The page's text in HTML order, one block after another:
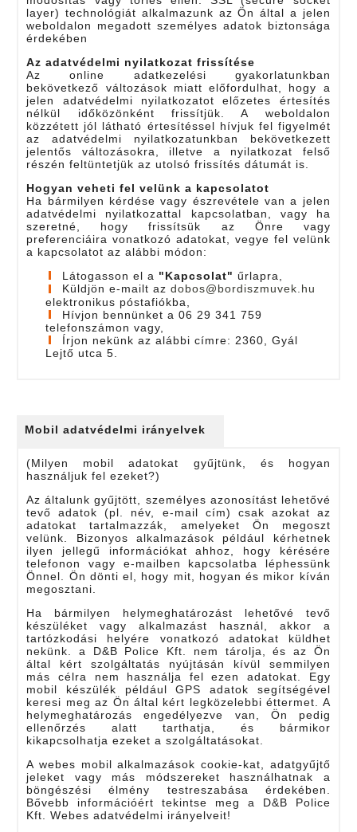
layer) technológiát alkalmazunk az Ön által a jelen
weboldalon megadott személyes adatok biztonsága
érdekében
Az adatvédelmi nyilatkozat frissítése
Az online adatkezelési gyakorlatunkban
bekövetkező változások miatt előfordulhat, hogy a
jelen adatvédelmi nyilatkozatot előzetes értesítés
nélkül időközönként frissítjük. A weboldalon
közzétett jól látható értesítéssel hívjuk fel figyelmét
az adatvédelmi nyilatkozatunkban bekövetkezett
jelentős változásokra, illetve a nyilatkozat felső
részén feltüntetjük az utolsó frissítés dátumát is.
Hogyan veheti fel velünk a kapcsolatot
Ha bármilyen kérdése vagy észrevétele van a jelen
adatvédelmi nyilatkozattal kapcsolatban, vagy ha
szeretné, hogy frissítsük az Önre vagy
preferenciáira vonatkozó adatokat, vegye fel velünk
a kapcsolatot az alábbi módon:
Látogasson el a "Kapcsolat" űrlapra,
Küldjön e-mailt azdobos@bordiszmuvek.hu
elektronikus póstafiókba,
Hívjon bennünket a 06 29 341 759
telefonszámon vagy,
Írjon nekünk az alábbi címre: 2360, Gyál
Lejtő utca 5.
Mobil adatvédelmi irányelvek
(Milyen mobil adatokat gyűjtünk, és hogyan
használjuk fel ezeket?)
Az általunk gyűjtött, személyes azonosítást lehetővé
tevő adatok (pl. név, e-mail cím) csak azokat az
adatokat tartalmazzák, amelyeket Ön megoszt
velünk. Bizonyos alkalmazások például kérhetnek
ilyen jellegű információkat ahhoz, hogy kérésére
telefonon vagy e-mailben kapcsolatba léphessünk
Önnel. Ön dönti el, hogy mit, hogyan és mikor kíván
megosztani.
Ha bármilyen helymeghatározást lehetővé tevő
készüléket vagy alkalmazást használ, akkor a
tartózkodási helyére vonatkozó adatokat küldhet
nekünk. a D&B Police Kft. nem tárolja, és az Ön
által kért szolgáltatás nyújtásán kívül semmilyen
más célra nem használja fel ezen adatokat. Egy
mobil készülék például GPS adatok segítségével
keresi meg az Ön által kért legközelebbi éttermet. A
helymeghatározás engedélyezve van, Ön pedig
ellenőrzés alatt tarthatja, és bármikor
kikapcsolhatja ezeket a szolgáltatásokat.
A webes mobil alkalmazások cookie-kat, adatgyűjtő
jeleket vagy más módszereket használhatnak a
böngészési élmény testreszabása érdekében.
Bővebb információért tekintse meg a D&B Police
Kft. Webes adatvédelmi irányelveit!